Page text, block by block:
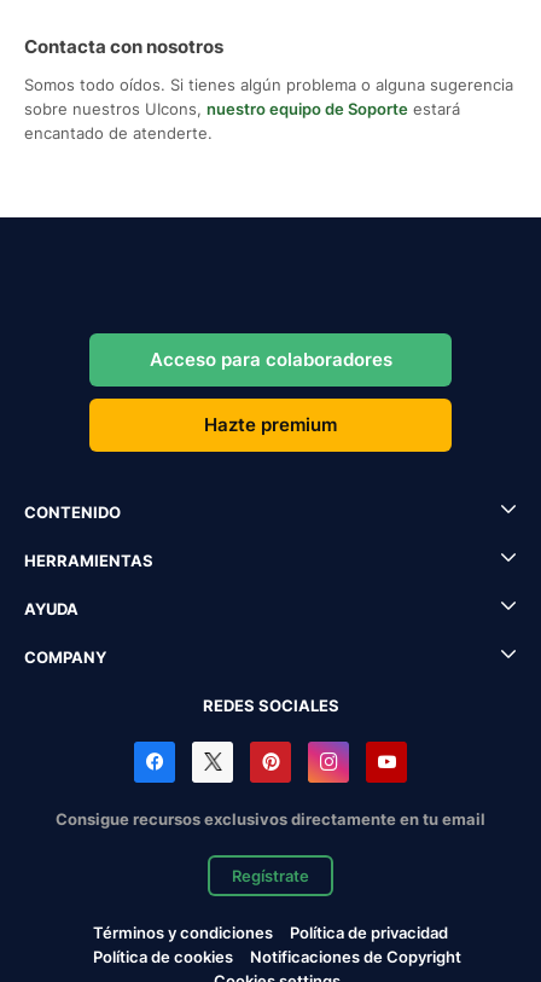
Contacta con nosotros
Somos todo oídos. Si tienes algún problema o alguna sugerencia
sobre nuestros UIcons, nuestro equipo de Soporte estará
encantado de atenderte.
Acceso para colaboradores
Hazte premium
CONTENIDO
HERRAMIENTAS
AYUDA
COMPANY
REDES SOCIALES
Consigue recursos exclusivos directamente en tu email
Regístrate
Términos y condiciones
Política de privacidad
Política de cookies
Notificaciones de Copyright